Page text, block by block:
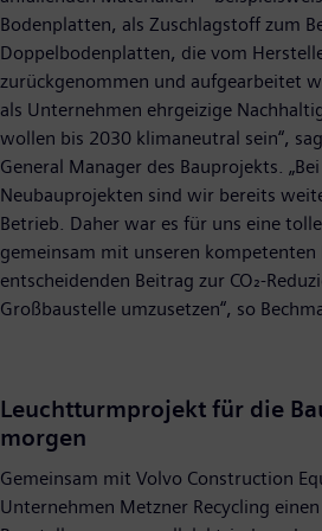
Bodenplatten, als Zuschlagstoff zum
Doppelbodenplatten, die vom
zurückgenommen und aufgearbeitet
als Unternehmen ehrgeizige
wollen bis 2030 klimaneutral sein“,
General Manager des Bauprojekts.
Neubauprojekten sind wir bereits
Betrieb. Daher war es für uns eine
gemeinsam mit unseren kompetenten
entscheidenden Beitrag zur CO₂-
Großbaustelle umzusetzen“, so
Leuchtturmprojekt für die
morgen
Gemeinsam mit Volvo Construction
Unternehmen Metzner Recycling